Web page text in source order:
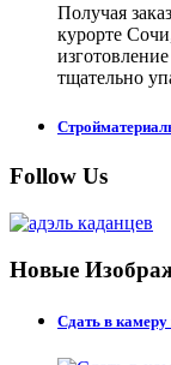
Получая
курорте
тщательно
Follow Us
Новые
Сдать в